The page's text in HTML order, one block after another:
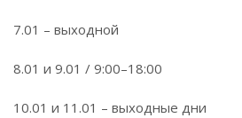
7.01 – выходной
8.01 и 9.01 / 9:00–18:00
10.01 и 11.01 – выходные дни